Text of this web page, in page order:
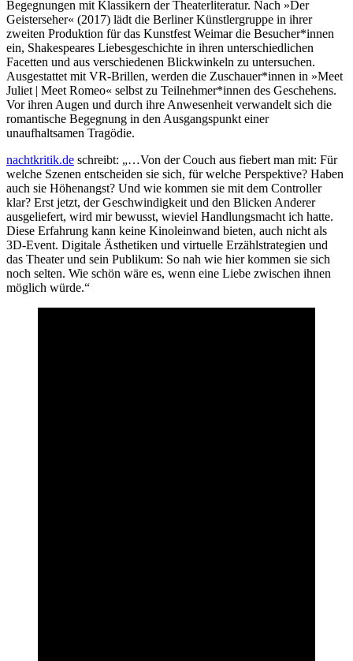
Begegnungen mit Klassikern der Theaterliteratur. Nach »Der
Geisterseher« (2017) lädt die Berliner Künstlergruppe in ihrer
zweiten Produktion für das Kunstfest Weimar die Besucher*innen
ein, Shakespeares Liebesgeschichte in ihren unterschiedlichen
Facetten und aus verschiedenen Blickwinkeln zu untersuchen.
Ausgestattet mit VR-Brillen, werden die Zuschauer*innen in »Meet
Juliet | Meet Romeo« selbst zu Teilnehmer*innen des Geschehens.
Vor ihren Augen und durch ihre Anwesenheit verwandelt sich die
romantische Begegnung in den Ausgangspunkt einer
unaufhaltsamen Tragödie.
nachtkritik.de schreibt: „…Von der Couch aus fiebert man mit: Für
welche Szenen entscheiden sie sich, für welche Perspektive? Haben
auch sie Höhenangst? Und wie kommen sie mit dem Controller
klar? Erst jetzt, der Geschwindigkeit und den Blicken Anderer
ausgeliefert, wird mir bewusst, wieviel Handlungsmacht ich hatte.
Diese Erfahrung kann keine Kinoleinwand bieten, auch nicht als
3D-Event. Digitale Ästhetiken und virtuelle Erzählstrategien und
das Theater und sein Publikum: So nah wie hier kommen sie sich
noch selten. Wie schön wäre es, wenn eine Liebe zwischen ihnen
möglich würde.“